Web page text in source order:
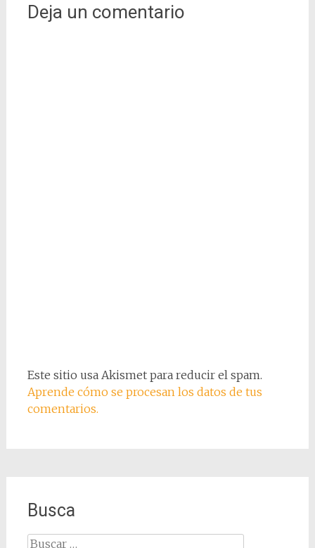
Deja un comentario
Este sitio usa Akismet para reducir el spam.
Aprende cómo se procesan los datos de tus
comentarios.
Busca
Buscar: